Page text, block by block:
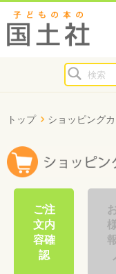
トップ ショッピングカ
ご注
文内
容確
認